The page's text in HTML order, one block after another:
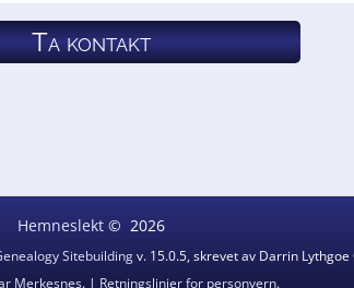
Ta kontakt
Hemneslekt© 2026
Sitebuildingv. 15.0.5, skrevet av Darrin Lythgoe
Merkesnes. | Retningslinjer for personvern.